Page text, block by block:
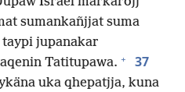
sumankañjjat suma
jupanakar
Tatitupawa. + 37
uka qhepatjja, kuna